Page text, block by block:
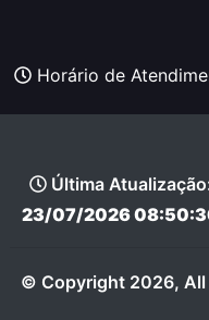
Horário de
Última
23/07/2026
© Copyright 2026, All